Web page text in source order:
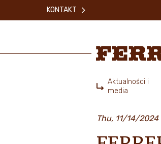
KONTAKT
Home
Aktualności i
media
Thu, 11/14/2024